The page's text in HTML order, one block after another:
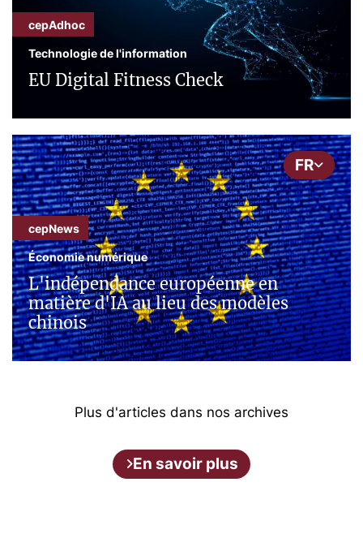
cepAdhoc
Technologie de l'information
EU Digital Fitness Check
FR
cepNews
Économie numérique
L'indépendance européenne en
matière d'IA au lieu des modèles
chinois
Plus d'articles dans nos archives
En savoir plus